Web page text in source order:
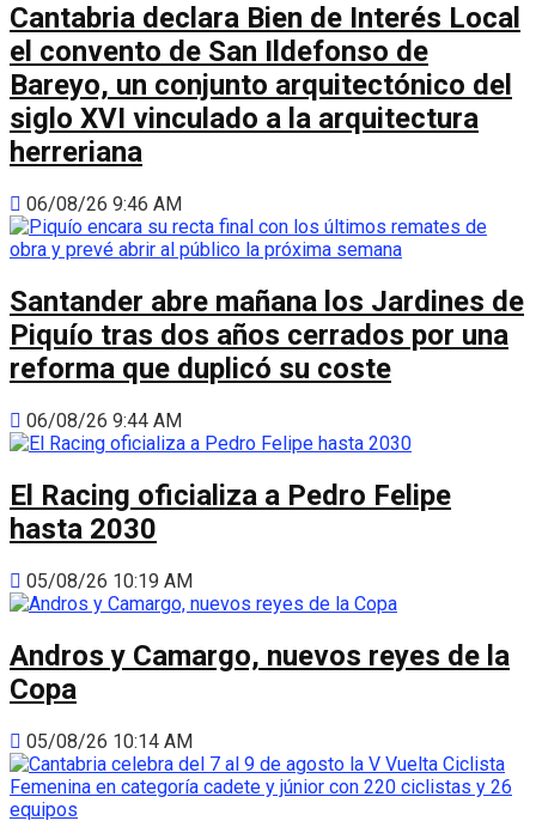
Cantabria declara Bien de Interés Local
el convento de San Ildefonso de
Bareyo, un conjunto arquitectónico del
siglo XVI vinculado a la arquitectura
herreriana
06/08/26 9:46 AM
Santander abre mañana los Jardines de
Piquío tras dos años cerrados por una
reforma que duplicó su coste
06/08/26 9:44 AM
El Racing oficializa a Pedro Felipe
hasta 2030
05/08/26 10:19 AM
Andros y Camargo, nuevos reyes de la
Copa
05/08/26 10:14 AM